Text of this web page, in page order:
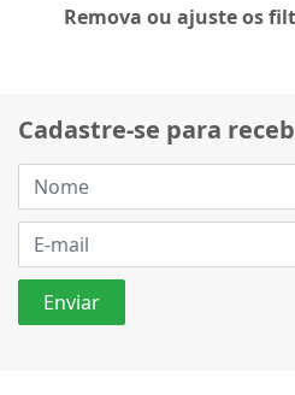
Remova ou ajuste os
Cadastre-se para